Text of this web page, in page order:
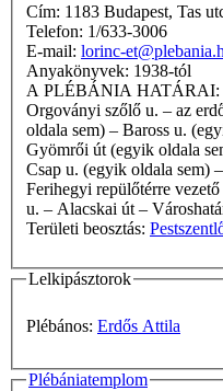
Cím: 1183 Budapest, Tas
Telefon: 1/633-3006
E-mail: lorinc-
Anyakönyvek: 1938-tól
A PLÉBÁNIA HATÁRAI: Ferihegyi repülőtér keleti határa –
Orgoványi szőlő u. – az
oldala sem) – Baross u.
Gyömrői út (egyik oldala
Csap u. (egyik oldala sem)
Ferihegyi repülőtérre
u. – Alacskai út –
Területi beosztás:
Lelkipásztorok
Plébános: Erdős Attila
Plébániatemplom